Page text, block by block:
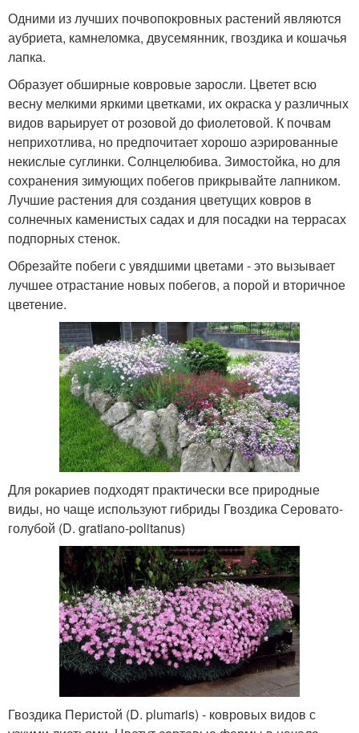
Одними из лучших почвопокровных растений являются
аубриета, камнеломка, двусемянник, гвоздика и кошачья
лапка.
Образует обширные ковровые заросли. Цветет всю
весну мелкими яркими цветками, их окраска у различных
видов варьирует от розовой до фиолетовой. К почвам
неприхотлива, но предпочитает хорошо аэрированные
некислые суглинки. Солнцелюбива. Зимостойка, но для
сохранения зимующих побегов прикрывайте лапником.
Лучшие растения для создания цветущих ковров в
солнечных каменистых садах и для посадки на террасах
подпорных стенок.
Обрезайте побеги с увядшими цветами - это вызывает
лучшее отрастание новых побегов, а порой и вторичное
цветение.
Для рокариев подходят практически все природные
виды, но чаще используют гибриды Гвоздика Серовато-
голубой (D. gratiano-politanus)
Гвоздика Перистой (D. plumaris) - ковровых видов с